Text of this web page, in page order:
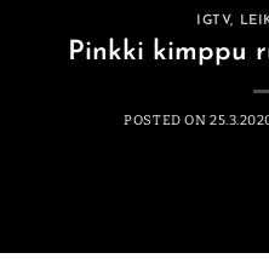
IGTV,
Pinkki kimppu
POSTED ON